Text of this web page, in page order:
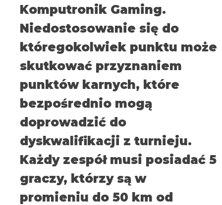
Komputronik Gaming.
Niedostosowanie się do
któregokolwiek punktu może
skutkować przyznaniem
punktów karnych, które
bezpośrednio mogą
doprowadzić do
dyskwalifikacji z turnieju.
Każdy zespół musi posiadać 5
graczy, którzy są w
promieniu do 50 km od